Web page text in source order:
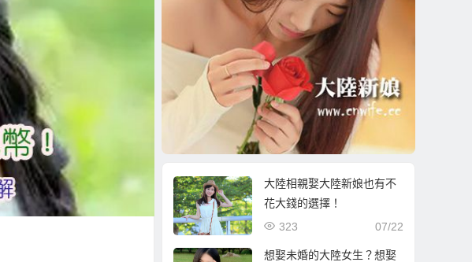
大陸相親娶大陸新娘也有不
花大錢的選擇！
07/22
323
想娶未婚的大陸女生？想娶